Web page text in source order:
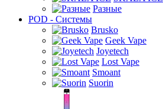
Разные
POD - Системы
Brusko
Geek Vape
Joyetech
Lost Vape
Smoant
Suorin